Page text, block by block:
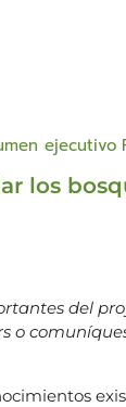
ejecutivo
los
del
o